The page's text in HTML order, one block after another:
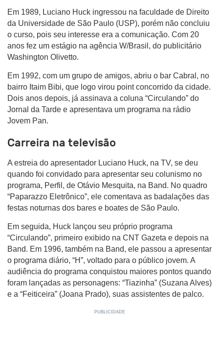
Em 1989, Luciano Huck ingressou na faculdade de Direito
da Universidade de São Paulo (USP), porém não concluiu
o curso, pois seu interesse era a comunicação. Com 20
anos fez um estágio na agência W/Brasil, do publicitário
Washington Olivetto.
Em 1992, com um grupo de amigos, abriu o bar Cabral, no
bairro Itaim Bibi, que logo virou point concorrido da cidade.
Dois anos depois, já assinava a coluna “Circulando” do
Jornal da Tarde e apresentava um programa na rádio
Jovem Pan.
Carreira na televisão
A estreia do apresentador Luciano Huck, na TV, se deu
quando foi convidado para apresentar seu colunismo no
programa, Perfil, de Otávio Mesquita, na Band. No quadro
“Paparazzo Eletrônico”, ele comentava as badalações das
festas noturnas dos bares e boates de São Paulo.
Em seguida, Huck lançou seu próprio programa
“Circulando”, primeiro exibido na CNT Gazeta e depois na
Band. Em 1996, também na Band, ele passou a apresentar
o programa diário, “H”, voltado para o público jovem. A
audiência do programa conquistou maiores pontos quando
foram lançadas as personagens: “Tiazinha” (Suzana Alves)
e a “Feiticeira” (Joana Prado), suas assistentes de palco.